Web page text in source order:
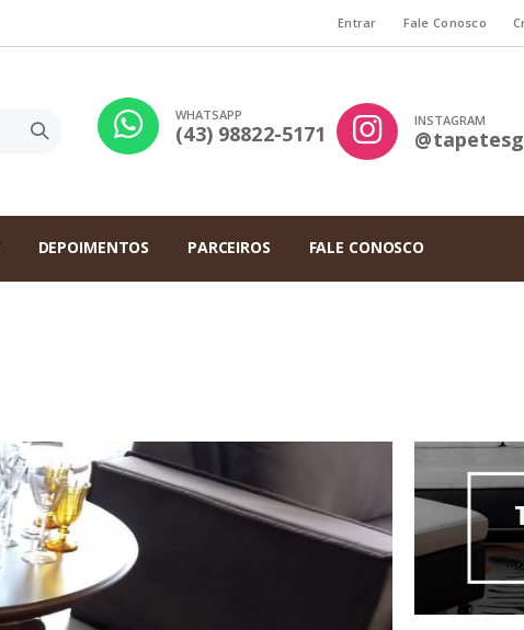
Entrar Fale Conosco
WHATSAPP
(43) 98822-5171
INSTAGRAM
DEPOIMENTOS PARCEIROS FALE CONOSCO